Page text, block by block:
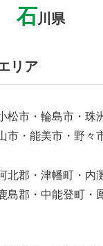
石川県
リア
松市・輪島市・珠
市・能美市・野々
北郡・津幡町・内
島郡・中能登町・